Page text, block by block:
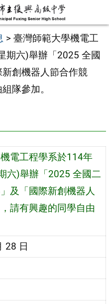
> 臺灣師範大學機電工
期六)舉辦「2025 全國
創機器人節合作競
隊參加。
電工程學系於114年
六)舉辦「2025 全國二
及「國際新創機器人
請有興趣的同學自由
28 日